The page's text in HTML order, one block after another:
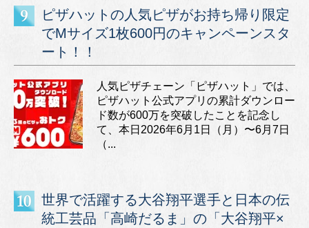
ピザハットの人気ピザがお持ち帰り限定
でMサイズ1枚600円のキャンペーンスタ
ート！！
人気ピザチェーン「ピザハット」では、
ピザハット公式アプリの累計ダウンロー
ド数が600万を突破したことを記念し
て、本日2026年6月1日（月）〜6月7日
（...
世界で活躍する大谷翔平選手と日本の伝
統工芸品「高崎だるま」の「大谷翔平×